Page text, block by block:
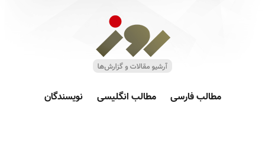
مطالب فارسی مطالب انگلیسی نویسندگان